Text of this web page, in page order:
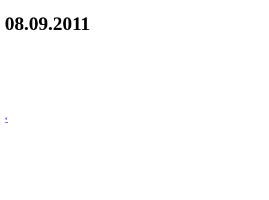
08.09.2011
‹